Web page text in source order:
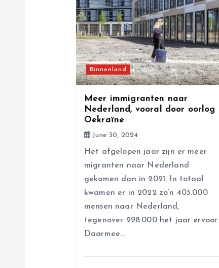
Binnenland
Meer immigranten naar
Nederland, vooral door oorlog
Oekraïne
June 30, 2024
Het afgelopen jaar zijn er meer
migranten naar Nederland
gekomen dan in 2021. In totaal
kwamen er in 2022 zo’n 403.000
mensen naar Nederland,
tegenover 298.000 het jaar ervoor.
Daarmee…